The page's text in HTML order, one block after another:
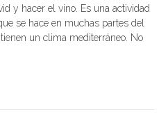
y hacer el vino. Es una actividad
se hace en muchas partes del
un clima mediterráneo. No